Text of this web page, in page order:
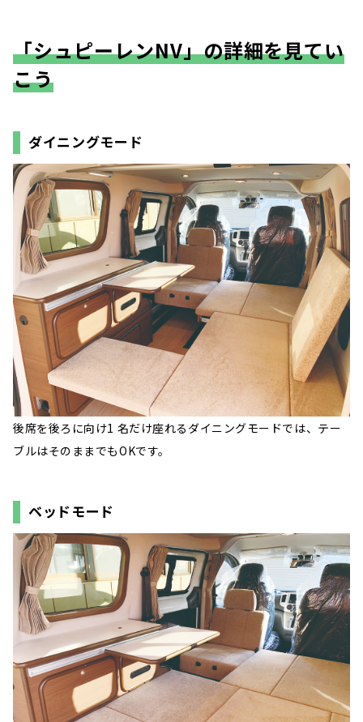
「シュピーレンNV」の詳細を見てい
こう
ダイニングモード
後席を後ろに向け1 名だけ座れるダイニングモードでは、テー
ブルはそのままでもOKです。
ベッドモード